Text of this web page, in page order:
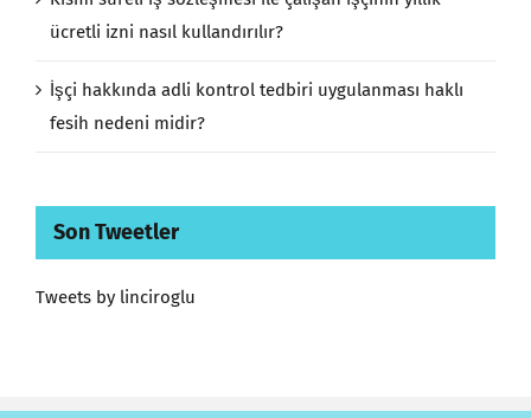
ücretli izni nasıl kullandırılır?
İşçi hakkında adli kontrol tedbiri uygulanması haklı
fesih nedeni midir?
Son Tweetler
Tweets by linciroglu